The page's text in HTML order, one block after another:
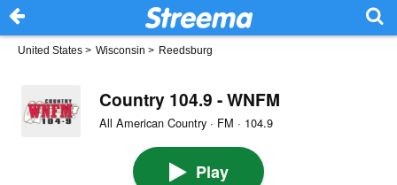
United States > Wisconsin > Reedsburg
Country 104.9 - WNFM
All American Country · FM · 104.9
Play